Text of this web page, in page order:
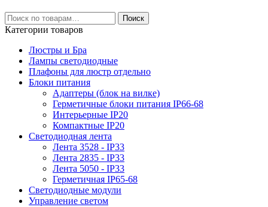
Искать: Поиск
Категории товаров
Люстры и Бра
Лампы светодиодные
Плафоны для люстр отдельно
Блоки питания
Адаптеры (блок на вилке)
Герметичные блоки питания IP66-68
Интерьерные IP20
Компактные IP20
Светодиодная лента
Лента 3528 - IP33
Лента 2835 - IP33
Лента 5050 - IP33
Герметичная IP65-68
Светодиодные модули
Управление светом